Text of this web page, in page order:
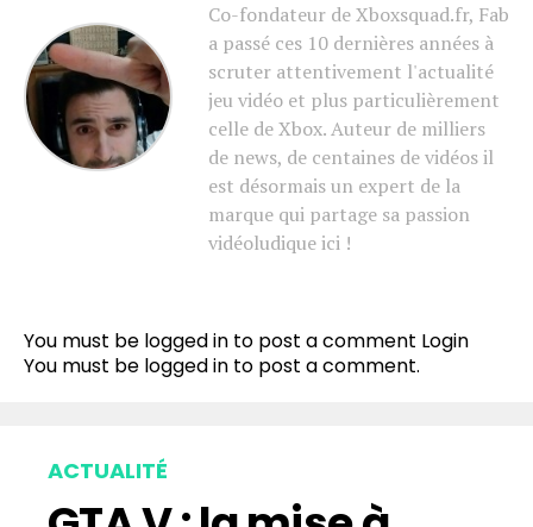
Co-fondateur de Xboxsquad.fr, Fab
a passé ces 10 dernières années à
scruter attentivement l'actualité
jeu vidéo et plus particulièrement
celle de Xbox. Auteur de milliers
de news, de centaines de vidéos il
est désormais un expert de la
marque qui partage sa passion
vidéoludique ici !
You must be logged in to post a comment Login
You must be logged in to post a comment.
ACTUALITÉ